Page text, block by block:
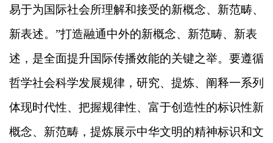
易于为国际社会所理解和接受的新概念、新范畴、
新表述。”打造融通中外的新概念、新范畴、新表
述，是全面提升国际传播效能的关键之举。要遵循
哲学社会科学发展规律，研究、提炼、阐释一系列
体现时代性、把握规律性、富于创造性的标识性新
概念、新范畴，提炼展示中华文明的精神标识和文